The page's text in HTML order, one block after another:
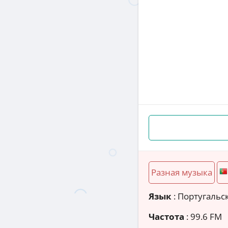
Разная музыка
Язык :
Частота : 99.6 FM